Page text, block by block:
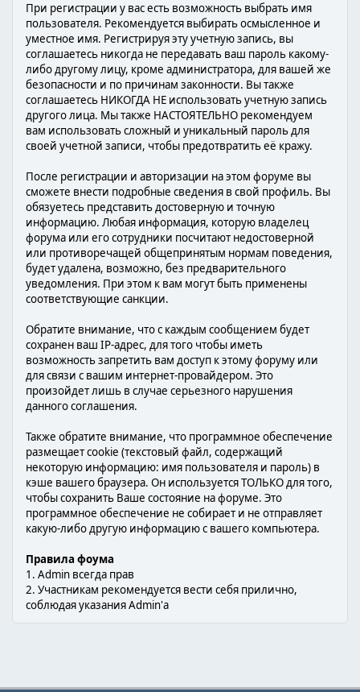
При регистрации у вас есть возможность выбрать имя
пользователя. Рекомендуется выбирать осмысленное и
уместное имя. Регистрируя эту учетную запись, вы
соглашаетесь никогда не передавать ваш пароль какому-
либо другому лицу, кроме администратора, для вашей же
безопасности и по причинам законности. Вы также
соглашаетесь НИКОГДА НЕ использовать учетную запись
другого лица. Мы также НАСТОЯТЕЛЬНО рекомендуем
вам использовать сложный и уникальный пароль для
своей учетной записи, чтобы предотвратить её кражу.
После регистрации и авторизации на этом форуме вы
сможете внести подробные сведения в свой профиль. Вы
обязуетесь представить достоверную и точную
информацию. Любая информация, которую владелец
форума или его сотрудники посчитают недостоверной
или противоречащей общепринятым нормам поведения,
будет удалена, возможно, без предварительного
уведомления. При этом к вам могут быть применены
соответствующие санкции.
Обратите внимание, что с каждым сообщением будет
сохранен ваш IP-адрес, для того чтобы иметь
возможность запретить вам доступ к этому форуму или
для связи с вашим интернет-провайдером. Это
произойдет лишь в случае серьезного нарушения
данного соглашения.
Также обратите внимание, что программное обеспечение
размещает cookie (текстовый файл, содержащий
некоторую информацию: имя пользователя и пароль) в
кэше вашего браузера. Он используется ТОЛЬКО для того,
чтобы сохранить Ваше состояние на форуме. Это
программное обеспечение не собирает и не отправляет
какую-либо другую информацию с вашего компьютера.
Правила фоума
1. Admin всегда прав
2. Участникам рекомендуется вести себя прилично,
соблюдая указания Admin'а